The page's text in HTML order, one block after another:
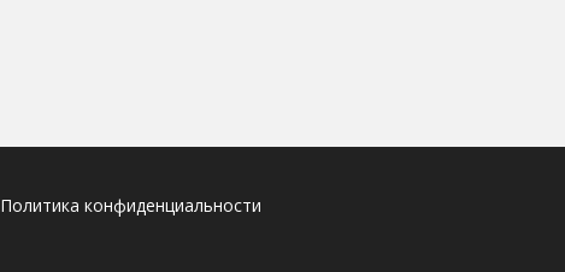
Политика конфиденциальности